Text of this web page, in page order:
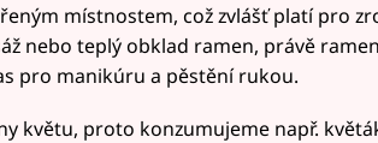
místnostem, což zvlášť platí pro
nebo teplý obklad ramen, právě
pro manikúru a pěstění rukou.
květu, proto konzumujeme např.